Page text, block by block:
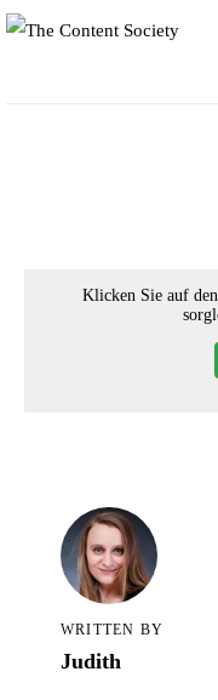
Alle Blogartikel in TCS
Klicken Sie auf
WRITTEN BY
Judith